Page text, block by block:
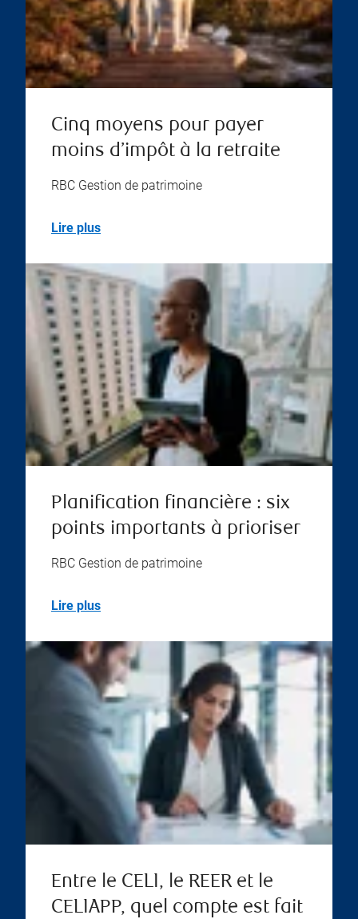
Cinq moyens pour payer
moins d’impôt à la retraite
RBC Gestion de patrimoine
Lire plus
Planification financière : six
points importants à prioriser
RBC Gestion de patrimoine
Lire plus
Entre le CELI, le REER et le
CELIAPP, quel compte est fait